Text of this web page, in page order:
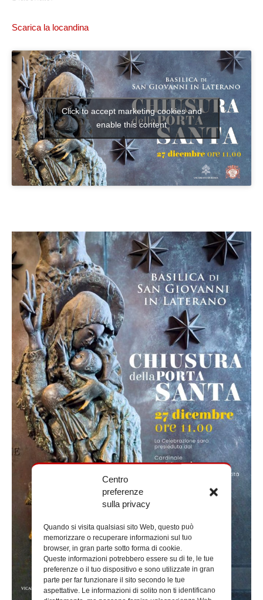
Centro
preferenze
sulla privacy
Quando si visita qualsiasi sito Web, questo può
memorizzare o recuperare informazioni sul tuo
browser, in gran parte sotto forma di cookie.
Queste informazioni potrebbero essere su di te, le tue
preferenze o il tuo dispositivo e sono utilizzate in gran
parte per far funzionare il sito secondo le tue
aspettative. Le informazioni di solito non ti identificano
Scarica la locandina
Click to accept marketing cookies and
enable this content